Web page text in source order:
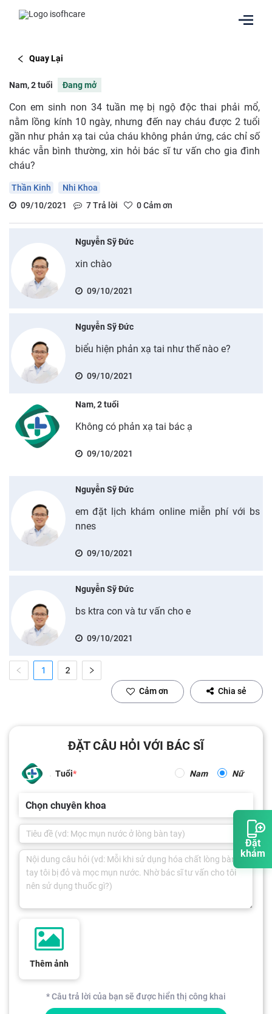
Đặt
khám
Quay Lại
Nam, 2 tuổi Đang mở
Con em sinh non 34 tuần mẹ bị ngộ độc thai phải mổ,
nằm lồng kính 10 ngày, nhưng đến nay cháu được 2 tuổi
gần như phản xạ tai của cháu không phản ứng, các chỉ số
khác vẫn bình thường, xin hỏi bác sĩ tư vấn cho gia đình
cháu?
Thần Kinh
Nhi Khoa
09/10/2021
7Trả lời 0Cảm ơn
Nguyễn Sỹ Đức
xin chào
09/10/2021
Nguyễn Sỹ Đức
biểu hiện phản xạ tai như thế nào e?
09/10/2021
Nam, 2 tuổi
Không có phản xạ tai bác ạ
09/10/2021
Nguyễn Sỹ Đức
em đặt lịch khám online miễn phí với bs
nnes
09/10/2021
Nguyễn Sỹ Đức
bs ktra con và tư vấn cho e
09/10/2021
1 2
Cảm ơn Chia sẻ
ĐẶT CÂU HỎI VỚI BÁC SĨ
Tuổi Nam Nữ
Chọn chuyên khoa
Thêm ảnh
* Câu trả lời của bạn sẽ được hiển thị công khai